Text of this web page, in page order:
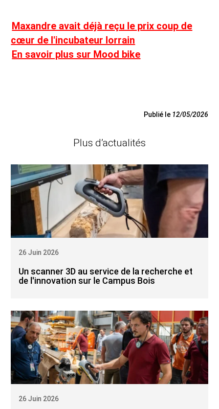
Maxandre avait déjà reçu le prix coup de
cœur de l'incubateur lorrain
En savoir plus sur Mood bike
Publié le 12/05/2026
Plus d’actualités
Un scanner 3D au service de la recherche et
de l'innovation sur le Campus Bois
26 Juin 2026
26 Juin 2026